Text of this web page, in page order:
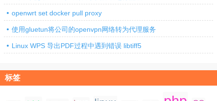
openwrt set docker pull proxy
使用gluetun将公司的openvpn网络转为代理服务
Linux WPS 导出PDF过程中遇到错误 libtiff5
标签